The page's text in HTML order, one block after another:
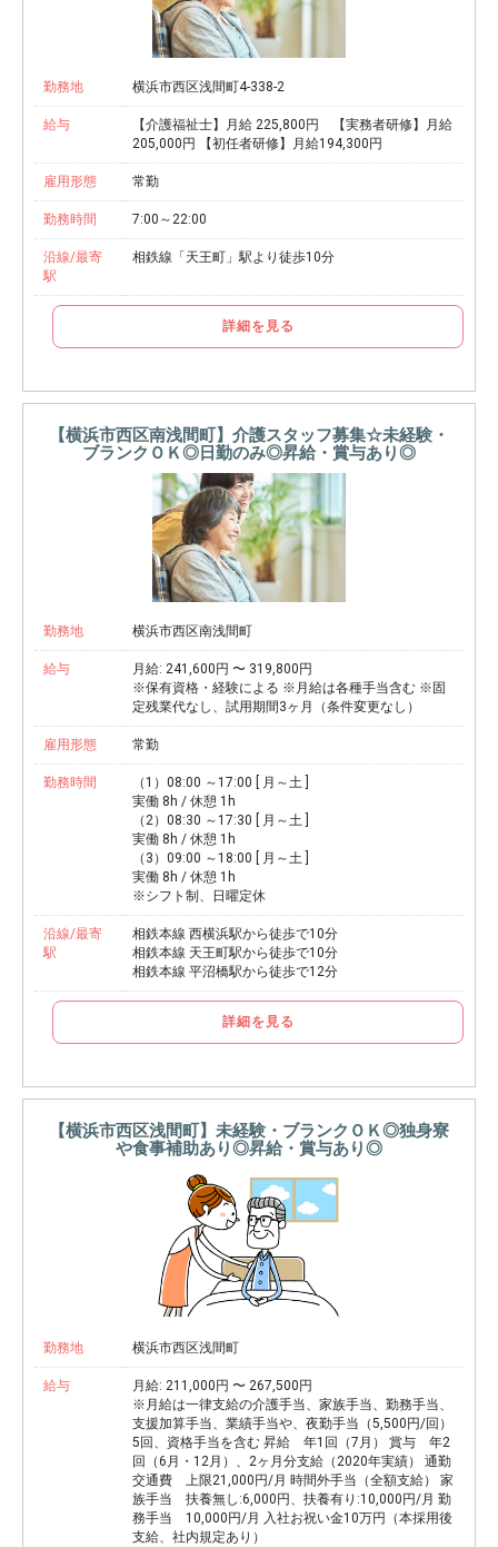
勤務地 横浜市西区浅間町4-338-2
給与
【介護福祉士】月給 225,800円 【実務者研修】月給
205,000円 【初任者研修】月給194,300円
雇用形態 常勤
勤務時間 7:00～22:00
沿線/最寄
駅
相鉄線「天王町」駅より徒歩10分
詳細を見る
【横浜市西区南浅間町】介護スタッフ募集☆未経験・
ブランクＯＫ◎日勤のみ◎昇給・賞与あり◎
勤務地 横浜市西区南浅間町
給与
月給: 241,600円 〜 319,800円
※保有資格・経験による ※月給は各種手当含む ※固
定残業代なし、試用期間3ヶ月（条件変更なし）
雇用形態 常勤
勤務時間
（1）08:00 ～17:00 [ 月～土 ]
実働 8h / 休憩 1h
（2）08:30 ～17:30 [ 月～土 ]
実働 8h / 休憩 1h
（3）09:00 ～18:00 [ 月～土 ]
実働 8h / 休憩 1h
※シフト制、日曜定休
沿線/最寄
駅
相鉄本線 西横浜駅から徒歩で10分
相鉄本線 天王町駅から徒歩で10分
相鉄本線 平沼橋駅から徒歩で12分
詳細を見る
【横浜市西区浅間町】未経験・ブランクＯＫ◎独身寮
や食事補助あり◎昇給・賞与あり◎
勤務地 横浜市西区浅間町
給与
月給: 211,000円 〜 267,500円
※月給は一律支給の介護手当、家族手当、勤務手当、
支援加算手当、業績手当や、夜勤手当（5,500円/回）
5回、資格手当を含む 昇給 年1回（7月） 賞与 年2
回（6月・12月）、2ヶ月分支給（2020年実績） 通勤
交通費 上限21,000円/月 時間外手当（全額支給） 家
族手当 扶養無し:6,000円、扶養有り:10,000円/月 勤
務手当 10,000円/月 入社お祝い金10万円（本採用後
支給、社内規定あり）